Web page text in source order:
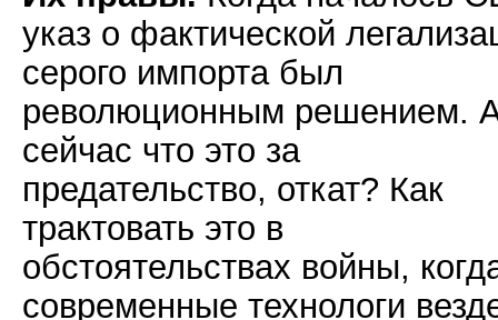
указ о фактической
серого импорта был
революционным решением.
сейчас что это за
предательство, откат? Как
трактовать это в
обстоятельствах войны,
современные технологи